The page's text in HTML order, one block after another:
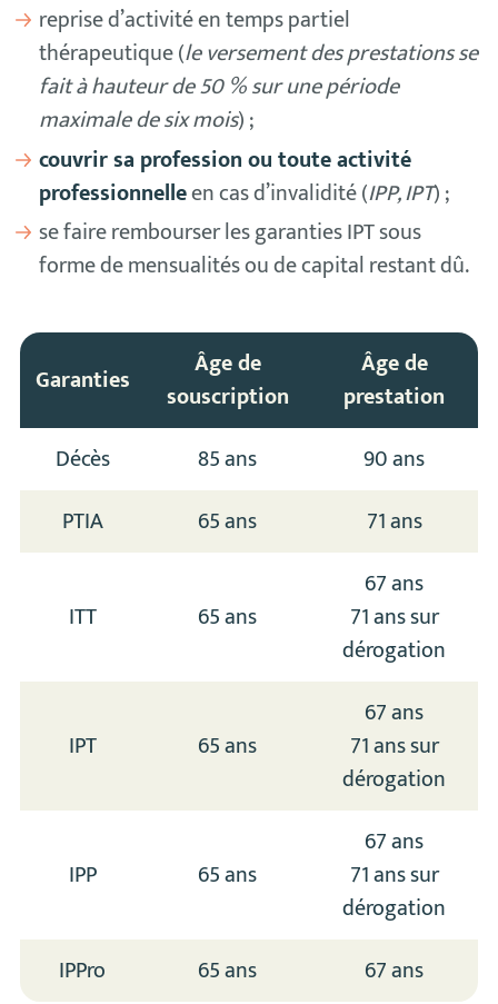
reprise d’activité en temps partiel
thérapeutique (le versement des prestations se
fait à hauteur de 50 % sur une période
maximale de six mois) ;
couvrir sa profession ou toute activité
professionnelleen cas d’invalidité (IPP, IPT) ;
se faire rembourser les garanties IPT sous
forme de mensualités ou de capital restant dû.
Garanties
Âge de
souscription
Âge de
prestation
Décès
85 ans
90 ans
PTIA
65 ans 71 ans
ITT 65 ans
67 ans
71 ans sur
dérogation
IPT 65 ans
67 ans
71 ans sur
dérogation
IPP 65 ans
67 ans
71 ans sur
dérogation
IPPro
65 ans 67 ans